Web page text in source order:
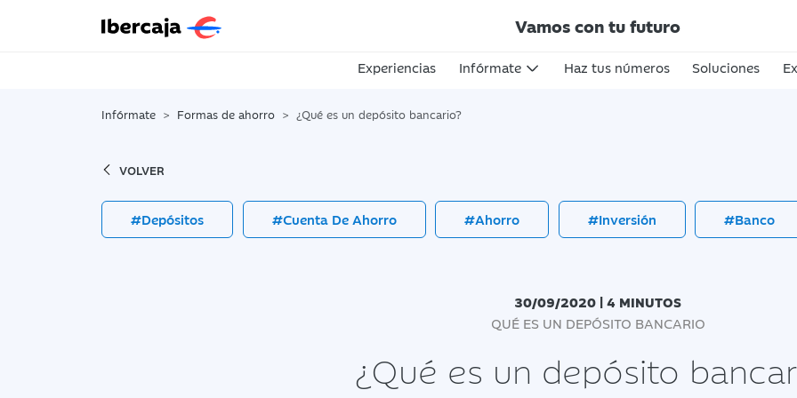
Vamos con tu futuro
Experiencias Infórmate Haz tus números Soluciones
Infórmate Formas de ahorro ¿Qué es un depósito bancario?
VOLVER
#Depósitos #Cuenta De Ahorro #Ahorro #Inversión #Banco
30/09/2020 | 4 MINUTOS
QUÉ ES UN DEPÓSITO BANCARIO
¿Qué es un depósito